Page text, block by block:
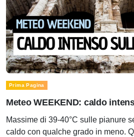
Prima Pagina
Meteo WEEKEND: caldo
Massime di 39-40°C sulle pianure
caldo con qualche grado in meno.